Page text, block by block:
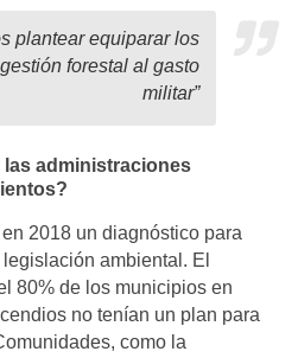
plantear equiparar los
forestal al gasto
militar”
las administraciones
2018 un diagnóstico para
ambiental. El
80% de los municipios en
no tenían un plan para
como la